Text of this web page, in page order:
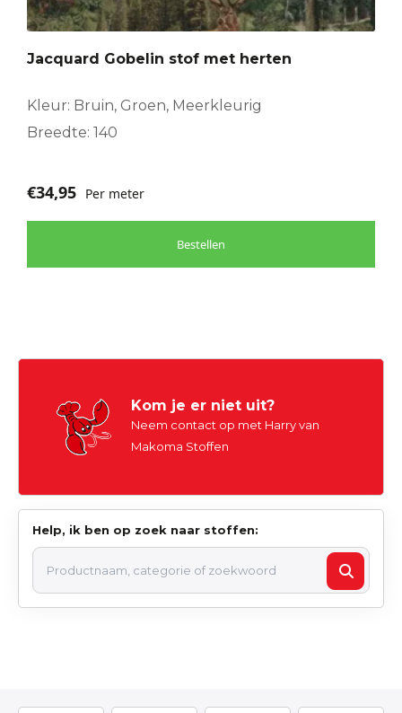
Jacquard Gobelin stof met herten
Kleur: Bruin, Groen, Meerkleurig
Breedte: 140
€34,95 Per meter
Bestellen
Kom je er niet uit?
Neem contact op met Harry van
Makoma Stoffen
Help, ik ben op zoek naar stoffen: